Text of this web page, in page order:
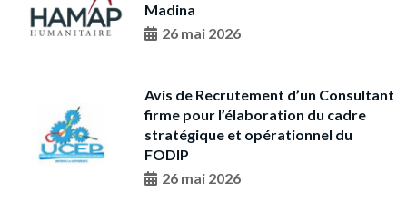
Madina
26 mai 2026
Avis de Recrutement d’un Consultant
firme pour l’élaboration du cadre
stratégique et opérationnel du
FODIP
26 mai 2026